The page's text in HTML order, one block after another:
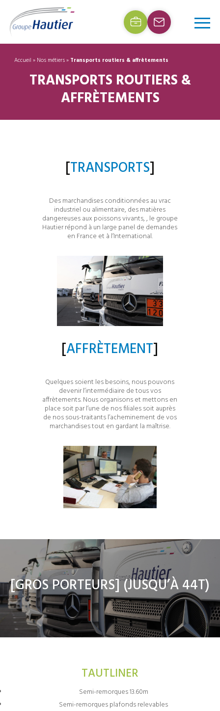
Accueil » Nos métiers» Transports routiers & affrètements
TRANSPORTS ROUTIERS &
AFFRÈTEMENTS
[TRANSPORTS]
Des marchandises conditionnées au vrac
industriel ou alimentaire, des matières
dangereuses aux poissons vivants, , le groupe
Hautier répond à un large panel de demandes
en France et à l’International.
[AFFRÈTEMENT]
Quelques soient les besoins, nous pouvons
devenir l’intermédiaire de tous vos
affrètements. Nous organisons et mettons en
place soit par l’une de nos filiales soit auprès
de nos sous-traitants l’acheminement de vos
marchandises tout en gardant la maîtrise.
[GROS PORTEURS] (JUSQU’À 44T)
TAUTLINER
Semi-remorques 13.60m
Semi-remorques plafonds relevables